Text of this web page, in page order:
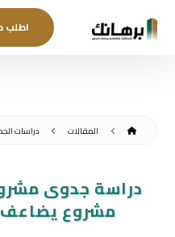
اطلب
المقالات دراسات
دراسة جدوى
مشروع